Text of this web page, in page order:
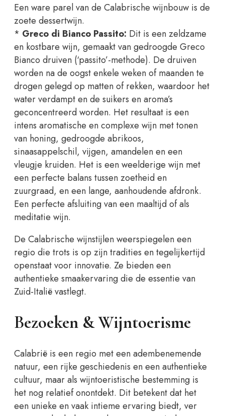
Een ware parel van de Calabrische wijnbouw is de
zoete dessertwijn.
* Greco di Bianco Passito: Dit is een zeldzame
en kostbare wijn, gemaakt van gedroogde Greco
Bianco druiven (‘passito’-methode). De druiven
worden na de oogst enkele weken of maanden te
drogen gelegd op matten of rekken, waardoor het
water verdampt en de suikers en aroma’s
geconcentreerd worden. Het resultaat is een
intens aromatische en complexe wijn met tonen
van honing, gedroogde abrikoos,
sinaasappelschil, vijgen, amandelen en een
vleugje kruiden. Het is een weelderige wijn met
een perfecte balans tussen zoetheid en
zuurgraad, en een lange, aanhoudende afdronk.
Een perfecte afsluiting van een maaltijd of als
meditatie wijn.
De Calabrische wijnstijlen weerspiegelen een
regio die trots is op zijn tradities en tegelijkertijd
openstaat voor innovatie. Ze bieden een
authentieke smaakervaring die de essentie van
Zuid-Italië vastlegt.
Bezoeken & Wijntoerisme
Calabrië is een regio met een adembenemende
natuur, een rijke geschiedenis en een authentieke
cultuur, maar als wijntoeristische bestemming is
het nog relatief onontdekt. Dit betekent dat het
een unieke en vaak intieme ervaring biedt, ver